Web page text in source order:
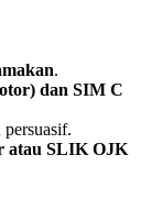
.
dan SIM C
atau SLIK OJK